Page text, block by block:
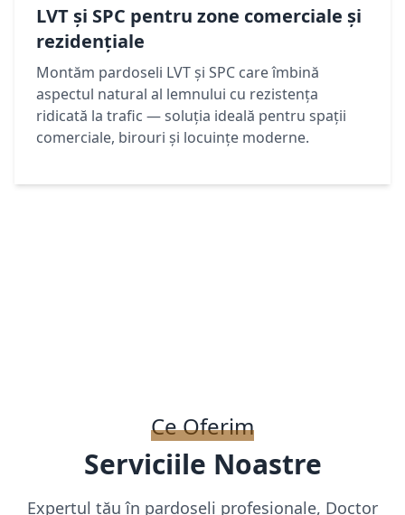
LVT și SPC pentru zone comerciale și
rezidențiale
Montăm pardoseli LVT și SPC care îmbină
aspectul natural al lemnului cu rezistența
ridicată la trafic — soluția ideală pentru spații
comerciale, birouri și locuințe moderne.
Ce Oferim
Serviciile Noastre
Expertul tău în pardoseli profesionale, Doctor